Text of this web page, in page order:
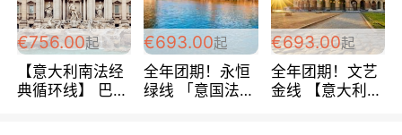
€756.00起
【意大利南法经
典循环线】 巴黎
€693.00起
全年团期！永恒
绿线 「意国法
€693.00起
全年团期！文艺
金线 【意大利一